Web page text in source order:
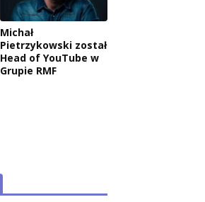
Michał
Pietrzykowski został
Head of YouTube w
Grupie RMF